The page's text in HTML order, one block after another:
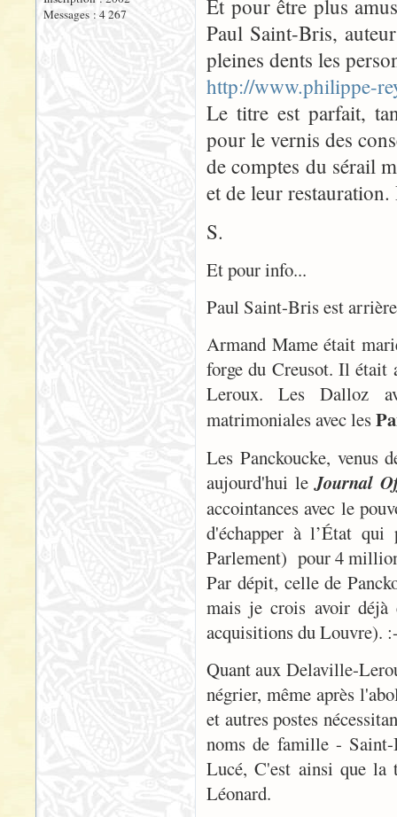
Messages : 4 267
Et pour être plus
Paul Saint-Bris,
pleines dents les
http://www.philippe-
Le titre est parfait,
pour le vernis des
de comptes du sérail
et de leur
S.
Et pour info...
Paul Saint-Bris est
Armand Mame était
forge du Creusot. Il
Leroux. Les Dalloz
matrimoniales avec les
Les Panckoucke, venus
aujourd'hui leJournal
accointances avec le
d'échapper à l’État
Parlement) pour 4
Par dépit, celle de
mais je crois avoir déjà
acquisitions du Louvre).
Quant aux Delaville-
négrier, même après
et autres postes
noms de famille - Saint-
Lucé, C'est ainsi que la
Léonard.